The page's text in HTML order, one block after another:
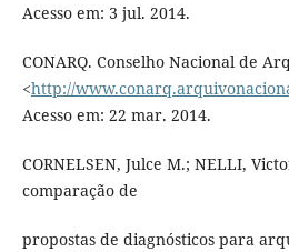
Acesso em: 3 jul. 2014.
CONARQ. Conselho Nacional de
<http://
Acesso em: 22 mar. 2014.
CORNELSEN, Julce M.; NELLI,
comparação de
propostas de diagnósticos para